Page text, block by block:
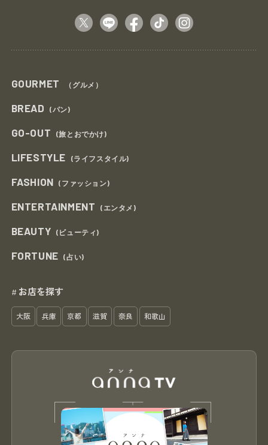
GOURMET （グルメ）
BREAD (パン)
GO-OUT (旅とおでかけ)
LIFESTYLE (ライフスタイル)
FASHION (ファッション)
ENTERTAINMENT (エンタメ)
BEAUTY (ビューティ)
FORTUNE (占い)
# お店を探す
大阪 兵庫 京都 滋賀 奈良 和歌山